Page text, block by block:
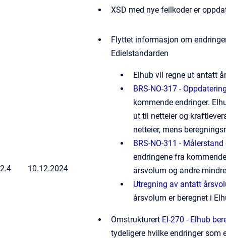
XSD med nye feilkoder er
2.4 10.12.2024
Flyttet informasjon om
Edielstandarden
Elhub vil regne ut antatt
BRS-NO-317 -
kommende endringer.
ut til netteier og
netteier, mens
BRS-NO-311 -
endringene fra
årsvolum og andre
Utregning av antatt
årsvolum er beregnet i
Omstrukturert EI-270 - Elhub
tydeligere hvilke endringer som